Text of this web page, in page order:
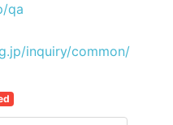
qa
inquiry/common/